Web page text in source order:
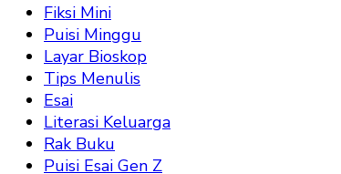
Fiksi Mini
Puisi Minggu
Layar Bioskop
Tips Menulis
Esai
Literasi Keluarga
Rak Buku
Puisi Esai Gen Z